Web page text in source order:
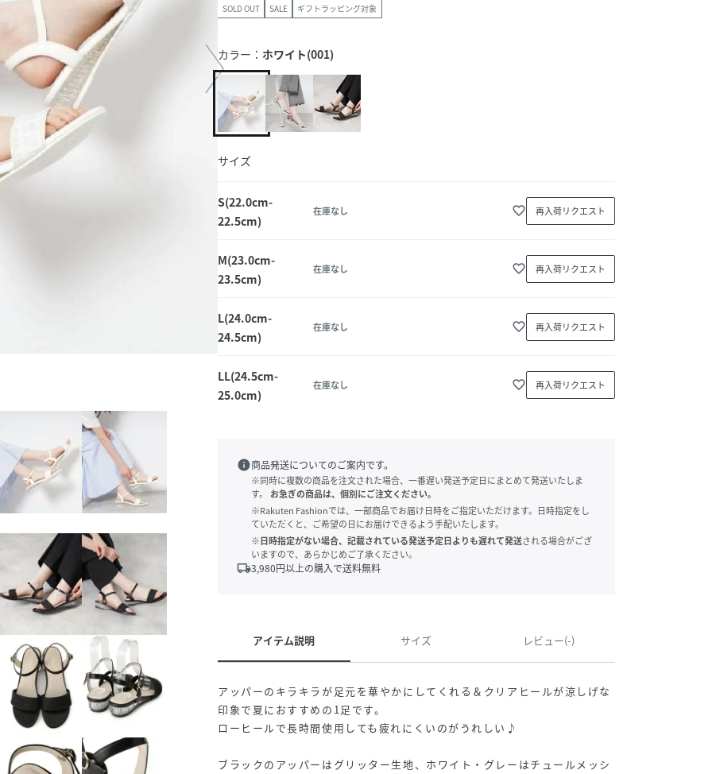
SOLD OUT SALE ギフトラッピング対象
カラー： ホワイト(001)
サイズ
S(22.0cm-
22.5cm)
在庫なし favorite_border 再入荷リクエスト
M(23.0cm-
23.5cm)
在庫なし favorite_border 再入荷リクエスト
L(24.0cm-
24.5cm)
在庫なし favorite_border 再入荷リクエスト
LL(24.5cm-
25.0cm)
在庫なし favorite_border 再入荷リクエスト
info商品発送についてのご案内です。
※同時に複数の商品を注文された場合、一番遅い発送予定日にまとめて発送いたしま
す。
お急ぎの商品は、個別にご注文ください。
※Rakuten Fashionでは、一部商品でお届け日時をご指定いただけます。日時指定をし
ていただくと、ご希望の日にお届けできるよう手配いたします。
※日時指定がない場合、記載されている発送予定日よりも遅れて発送される場合がござ
いますので、あらかじめご了承ください。
local_shipping3,980円以上の購入で送料無料
アイテム説明 サイズ レビュー(-)
アッパーのキラキラが足元を華やかにしてくれる＆クリアヒールが涼しげな
印象で夏におすすめの1足です。
ローヒールで長時間使用しても疲れにくいのがうれしい♪
ブラックのアッパーはグリッター生地、ホワイト・グレーはチュールメッシ